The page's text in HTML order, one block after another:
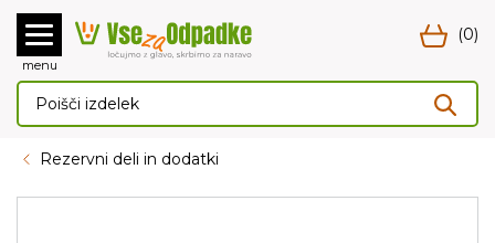
menu
(0)
Rezervni deli in dodatki